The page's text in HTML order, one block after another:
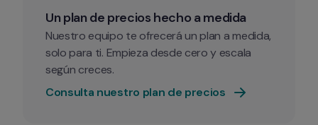
Un plan de precios hecho a medida
Nuestro equipo te ofrecerá un plan a medida,
solo para ti. Empieza desde cero y escala
según creces.
Consulta nuestro plan de precios